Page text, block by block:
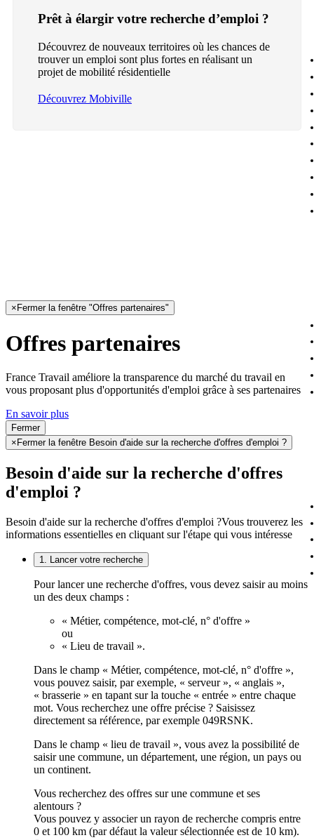
Prêt à élargir votre recherche d’emploi ?
Découvrez de nouveaux territoires où les chances de
trouver un emploi sont plus fortes en réalisant un
projet de mobilité résidentielle
Découvrez Mobiville
× Fermer la fenêtre "Offres partenaires"
Offres partenaires
France Travail améliore la transparence du marché du travail en
vous proposant plus d'opportunités d'emploi grâce à ses partenaires
En savoir plus
Fermer
× Fermer la fenêtre Besoin d'aide sur la recherche d'offres d'emploi ?
Besoin d'aide sur la recherche d'offres
d'emploi ?
Besoin d'aide sur la recherche d'offres d'emploi ?Vous trouverez les
informations essentielles en cliquant sur l'étape qui vous intéresse
1. Lancer votre recherche
Pour lancer une recherche d'offres, vous devez saisir au moins
un des deux champs :
« Métier, compétence, mot-clé, n° d'offre »
ou
« Lieu de travail ».
Dans le champ « Métier, compétence, mot-clé, n° d'offre »,
vous pouvez saisir, par exemple, « serveur », « anglais »,
« brasserie » en tapant sur la touche « entrée » entre chaque
mot. Vous recherchez une offre précise ? Saisissez
directement sa référence, par exemple 049RSNK.
Dans le champ « lieu de travail », vous avez la possibilité de
saisir une commune, un département, une région, un pays ou
un continent.
Vous recherchez des offres sur une commune et ses
alentours ?
Vous pouvez y associer un rayon de recherche compris entre
0 et 100 km (par défaut la valeur sélectionnée est de 10 km).